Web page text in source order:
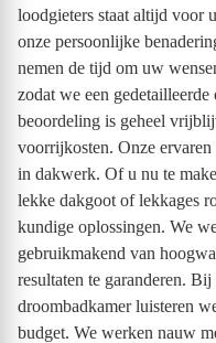
loodgieters staat altijd voor
onze persoonlijke
nemen de tijd om uw
zodat we een
beoordeling is geheel
voorrijkosten. Onze
in dakwerk. Of u nu te
lekke dakgoot of lekkages
kundige oplossingen. We
gebruikmakend van
resultaten te garanderen.
droombadkamer luisteren
budget. We werken nauw